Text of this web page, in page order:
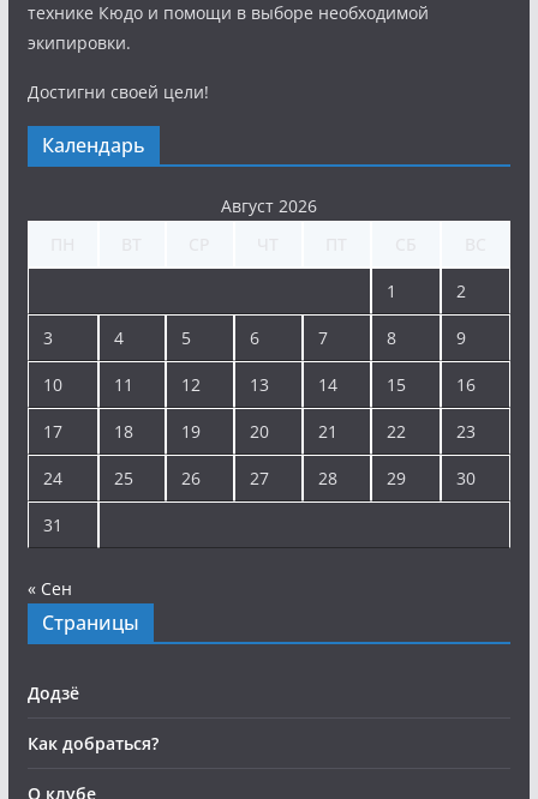
технике Кюдо и помощи в выборе необходимой
экипировки.
Достигни своей цели!
Календарь
Август 2026
1 2
3 4 5 6 7 8 9
10 11 12 13 14 15 16
17 18 19 20 21 22 23
24 25 26 27 28 29 30
31
« Сен
Страницы
Додзё
Как добраться?
О клубе